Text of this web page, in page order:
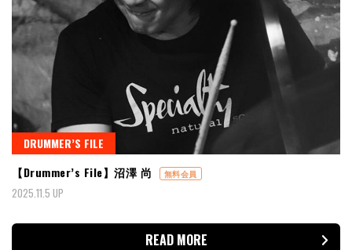
DRUMMER’S FILE
【Drummer’s File】沼澤 尚
無料会員
2025.11.5 UP
READ MORE